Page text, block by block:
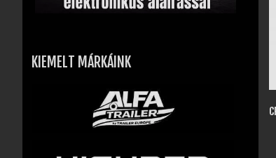
KIEMELT MÁRKÁINK
CROSS SZEMÜVEG SÖTÉT PLEXIVEL